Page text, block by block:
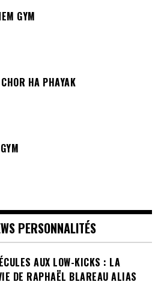
GYM
HA PHAYAK
PERSONNALITÉS
AUX LOW-KICKS : LA
DE RAPHAËL BLAREAU ALIAS